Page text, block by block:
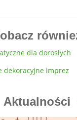
dla dorosłych
dekoracyjne imprez
Aktualności